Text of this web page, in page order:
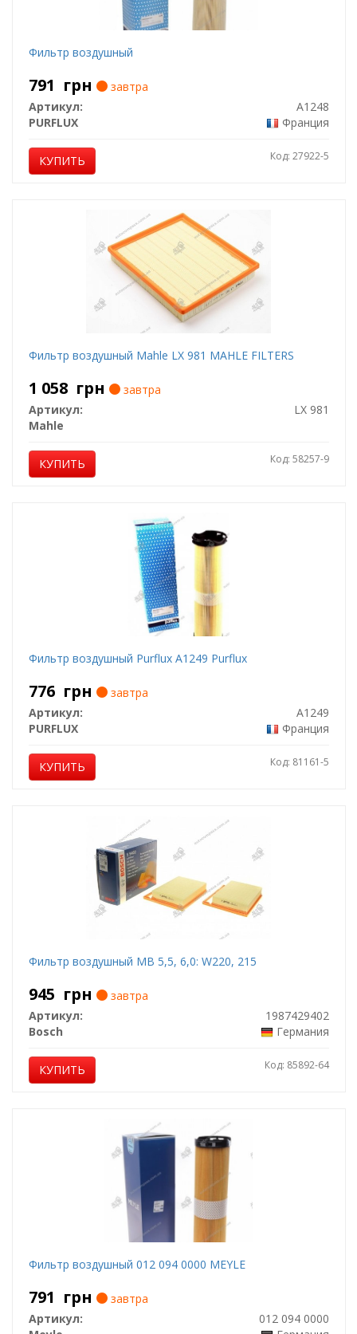
Фильтр воздушный
791 грн
завтра
Артикул:
A1248
PURFLUX
Франция
КУПИТЬ Код: 27922-5
Фильтр воздушный Mahle LX 981 MAHLE FILTERS
1 058 грн
завтра
Артикул:
LX 981
Mahle
КУПИТЬ Код: 58257-9
Фильтр воздушный Purflux A1249 Purflux
776 грн
завтра
Артикул:
A1249
PURFLUX
Франция
КУПИТЬ Код: 81161-5
Фильтр воздушный MB 5,5, 6,0: W220, 215
945 грн
завтра
Артикул:
1987429402
Bosch
Германия
КУПИТЬ Код: 85892-64
Фильтр воздушный 012 094 0000 MEYLE
791 грн
завтра
Артикул:
012 094 0000